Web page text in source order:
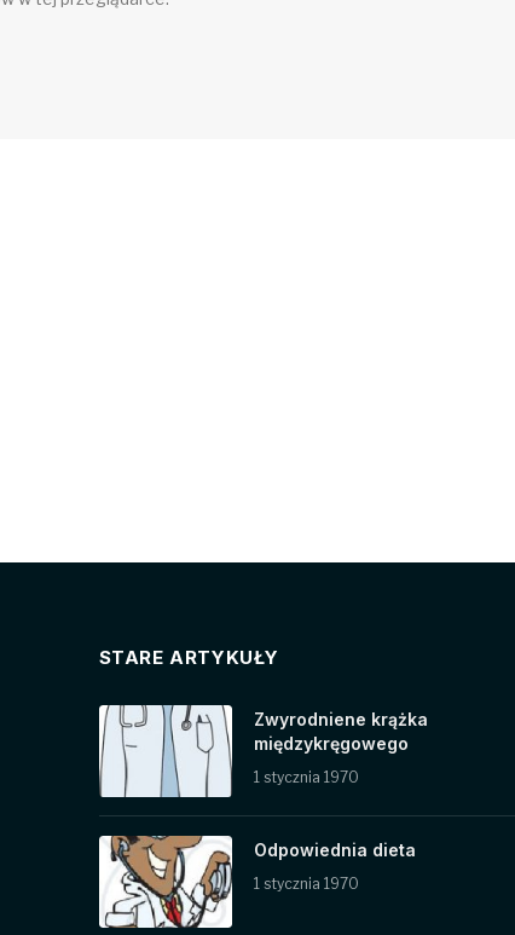
STARE ARTYKUŁY
Zwyrodniene krążka
międzykręgowego
1 stycznia 1970
Odpowiednia dieta
1 stycznia 1970